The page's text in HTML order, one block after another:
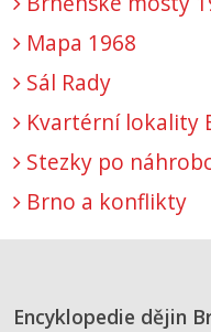
Mapa 1968
Sál Rady
Kvartérní lokality
Stezky po
Brno a konflikty
Encyklopedie dějin